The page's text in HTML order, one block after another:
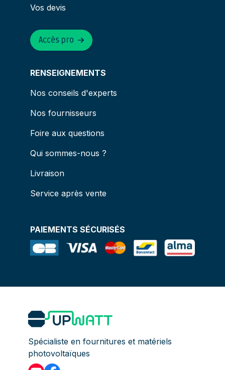
Vos devis
RENSEIGNEMENTS
Nos conseils d'experts
Nos fournisseurs
Foire aux questions
Qui sommes-nous ?
Livraison
Service après vente
Accès pro
PAIEMENTS SÉCURISÉS
Spécialiste en fournitures et matériels
photovoltaïques